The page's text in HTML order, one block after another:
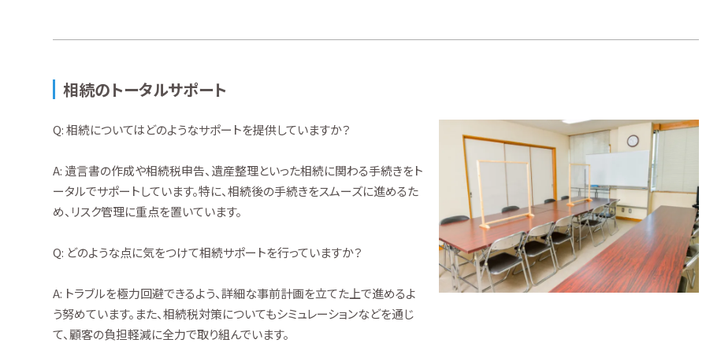
相続のトータルサポート
Q: 相続についてはどのようなサポートを提供していますか？
A: 遺言書の作成や相続税申告、遺産整理といった相続に関わる手続きをト
ータルでサポートしています。特に、相続後の手続きをスムーズに進めるた
め、リスク管理に重点を置いています。
Q: どのような点に気をつけて相続サポートを行っていますか？
A: トラブルを極力回避できるよう、詳細な事前計画を立てた上で進めるよ
う努めています。また、相続税対策についてもシミュレーションなどを通じ
て、顧客の負担軽減に全力で取り組んでいます。